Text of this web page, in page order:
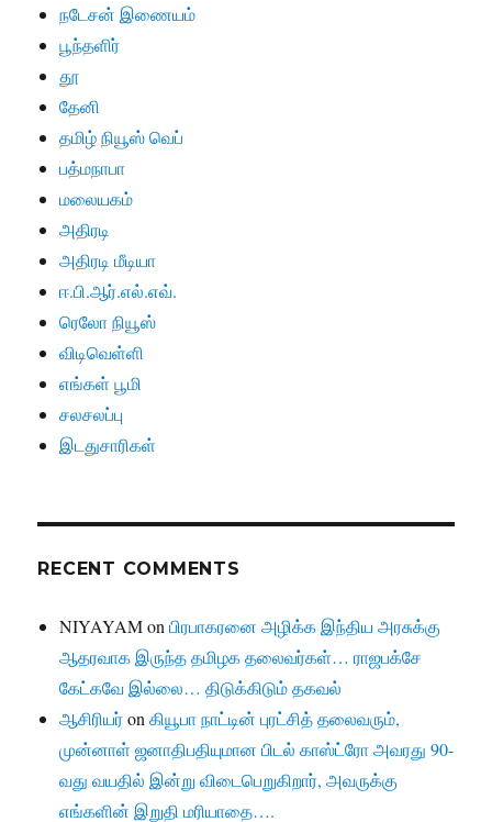
நடேசன் இணையம்
பூந்தளிர்
தூ
தேனி
தமிழ் நியூஸ் வெப்
பத்மநாபா
மலையகம்
அதிரடி
அதிரடி மீடியா
ஈ.பி.ஆர்.எல்.எவ்.
ரெலோ நியூஸ்
விடிவெள்ளி
எங்கள் பூமி
சலசலப்பு
இடதுசாரிகள்
RECENT COMMENTS
NIYAYAMonபிரபாகரனை அழிக்க இந்திய அரசுக்கு
ஆதரவாக இருந்த தமிழக தலைவர்கள்… ராஜபக்சே
கேட்கவே இல்லை… திடுக்கிடும் தகவல்
ஆசிரியர்onகியூபா நாட்டின் புரட்சித் தலைவரும்,
முன்னாள் ஜனாதிபதியுமான பிடல் காஸ்ட்ரோ அவரது 90-
வது வயதில் இன்று விடைபெறுகிறார், அவருக்கு
எங்களின் இறுதி மரியாதை….